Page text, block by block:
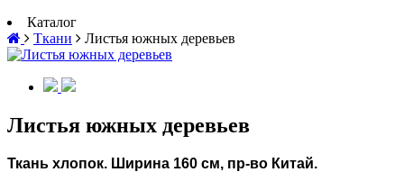
Каталог
Ткани
Листья южных деревьев
Листья южных деревьев
Ткань хлопок. Ширина 160 см, пр-во Китай.